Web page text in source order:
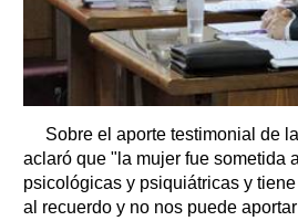
Sobre el aporte testimonial de
aclaró que "la mujer fue sometida
psicológicas y psiquiátricas y
al recuerdo y no nos puede